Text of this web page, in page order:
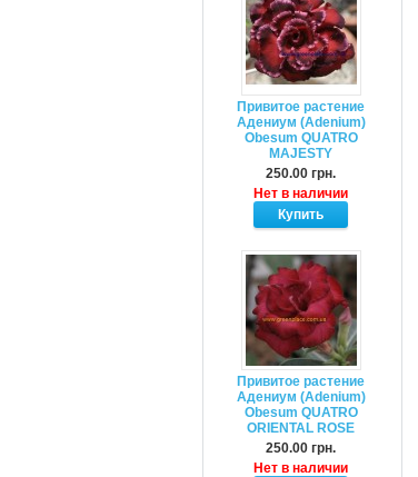
Привитое растение
Адениум (Adenium)
Obesum QUATRO
MAJESTY
250.00 грн.
Нет в наличии
Привитое растение
Адениум (Adenium)
Obesum QUATRO
ORIENTAL ROSE
250.00 грн.
Нет в наличии